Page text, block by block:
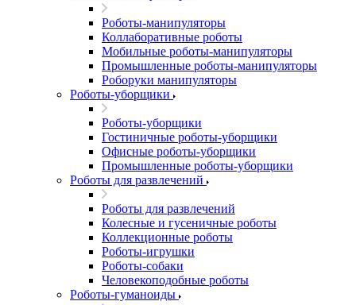
Роботы-манипуляторы
Коллаборативные роботы
Мобильные роботы-манипуляторы
Промышленные роботы-манипуляторы
Роборуки манипуляторы
Роботы-уборщики
Роботы-уборщики
Гостиничные роботы-уборщики
Офисные роботы-уборщики
Промышленные роботы-уборщики
Роботы для развлечений
Роботы для развлечений
Колесные и гусеничные роботы
Коллекционные роботы
Роботы-игрушки
Роботы-собаки
Человекоподобные роботы
Роботы-гуманоиды